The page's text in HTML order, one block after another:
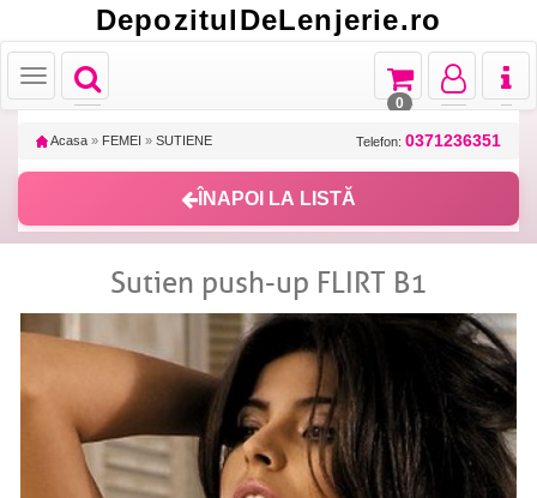
DepozitulDeLenjerie.ro
Toggle
navigation
Toggle
Toggle
navigation
Toggle
navigation
Toggle
navigation
0
Acasa » FEMEI » SUTIENE Telefon: 0371236351
ÎNAPOI LA LISTĂ
Sutien push-up FLIRT B1